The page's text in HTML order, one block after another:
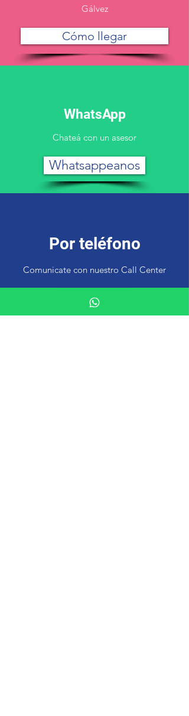
Gálvez
Cómo llegar
WhatsApp
Chateá con un asesor
Whatsappeanos
Por teléfono
Comunicate con nuestro Call Center
Llamar